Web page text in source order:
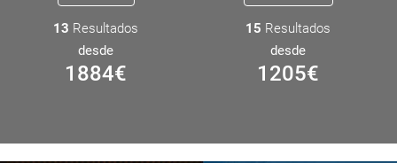
13 Resultados
desde
1884€
15 Resultados
desde
1205€